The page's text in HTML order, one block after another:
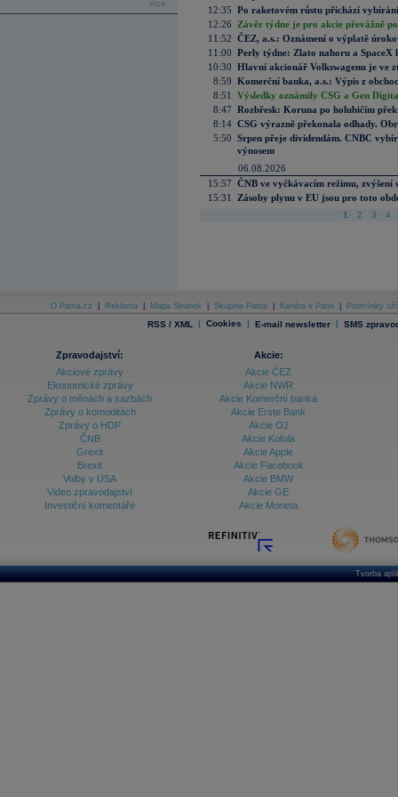
více...
12:35 Po raketovém růstu přichází
12:26
Závěr týdne je pro akcie převážně
11:52 ČEZ, a.s.: Oznámení o výplatě
11:00 Perly týdne: Zlato nahoru a SpaceX
10:30 Hlavní akcionář Volkswagenu je ve
8:59 Komerční banka, a.s.: Výpis z
8:51
Výsledky oznámily CSG a Gen
8:47 Rozbřesk: Koruna po holubičím
8:14 CSG výrazně překonala odhady.
5:50 Srpen přeje dividendám. CNBC
výnosem
06.08.2026
15:57 ČNB ve vyčkávacím režimu, zvýšení
15:31
Zásoby plynu v EU jsou pro toto
1 2 3 4
O Patria.cz Reklama Mapa Stránek Skupina Patria Kariéra v Patrii Podmínky
RSS / XML | Cookies | E-mail newsletter | SMS
Zpravodajství:
Akciové zprávy
Ekonomické zprávy
Zprávy o měnách a sazbách
Zprávy o komoditách
Zprávy o HDP
ČNB
Grexit
Brexit
Volby v USA
Video zpravodajství
Investiční komentáře
Akcie:
Akcie ČEZ
Akcie NWR
Akcie Komerční banka
Akcie Erste Bank
Akcie O2
Akcie Kofola
Akcie Apple
Akcie Facebook
Akcie BMW
Akcie GE
Akcie Moneta
Tvorba